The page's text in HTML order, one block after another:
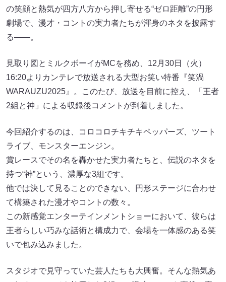
の笑顔と熱気が四方八方から押し寄せる“ゼロ距離”の円形
劇場で、漫才・コントの実力者たちが渾身のネタを披露す
る——。
見取り図とミルクボーイがMCを務め、12月30日（火）
16:20よりカンテレで放送される大型お笑い特番『笑渦
WARAUZU2025』。このたび、放送を目前に控え、「王者
2組と神」による収録後コメントが到着しました。
今回紹介するのは、コロコロチキチキペッパーズ、ツート
ライブ、モンスターエンジン。
賞レースでその名を轟かせた実力者たちと、伝説のネタを
持つ“神”という、濃厚な3組です。
他では決して見ることのできない、円形ステージに合わせ
て構築された漫才やコントの数々。
この新感覚エンターテインメントショーにおいて、彼らは
王者らしい巧みな話術と構成力で、会場を一体感のある笑
いで包み込みました。
スタジオで見守っていた芸人たちも大興奮。そんな熱気あ